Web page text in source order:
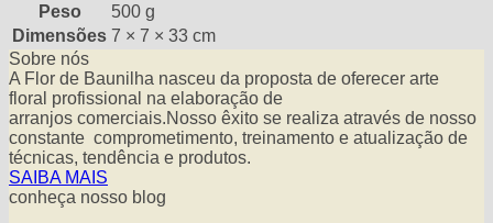
Peso
500 g
Dimensões 7 × 7 × 33 cm
Sobre nós
A Flor de Baunilha nasceu da proposta de oferecer arte
floral profissional na elaboração de
arranjos comerciais.Nosso êxito se realiza através de nosso
constante comprometimento, treinamento e atualização de
técnicas, tendência e produtos.
SAIBA MAIS
conheça nosso blog